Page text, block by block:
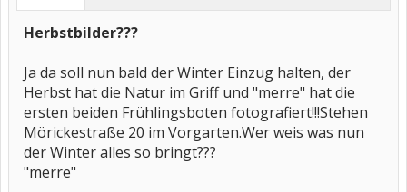
Herbstbilder???
Ja da soll nun bald der Winter Einzug halten, der
Herbst hat die Natur im Griff und "merre" hat die
ersten beiden Frühlingsboten fotografiert!!!Stehen
Mörickestraße 20 im Vorgarten.Wer weis was nun
der Winter alles so bringt???
"merre"